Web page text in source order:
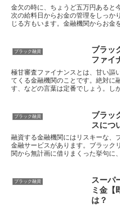
金欠の時に、ちょうど五万円あると
次の給料日からお金の管理をしっか
じる方もいます。金融機関からお金
ときにすぐに申し込みを行い、審査
ブラック融資
ブラッ
ファイ
極甘審査ファイナンスとは、甘い謳
てくる金融機関のことです。絶対に
す、などの言葉は定番でしょう。し
をアピールする金融機関には注意し
ブラック融資
ブラッ
スにつ
融資する金融機関にはリスキーな、
金融サービスがあります。ブラック
関から無計画に借りまくった挙句に
を行って本来返済すべき借金を踏み
ブラック融資
スーパ
ミ金【
は？